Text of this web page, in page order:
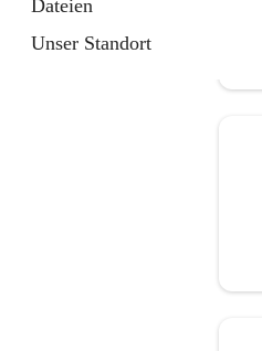
Dateien
Unser Standort